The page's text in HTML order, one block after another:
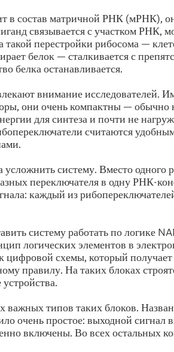
в состав матричной РНК (мРНК),
связывается с участком РНК,
перестройки рибосома —
белок — сталкивается с
белка останавливается.
внимание исследователей.
они очень компактны — обычно
для синтеза и почти не
считаются
систему. Вместо одного
переключателя в одну РНК-
каждый из
систему работать по логике
логических элементов в
цифровой схемы, который
правилу. На таких блоках
типов таких блоков.
очень простое: выходной сигнал
включены. Во всех остальных